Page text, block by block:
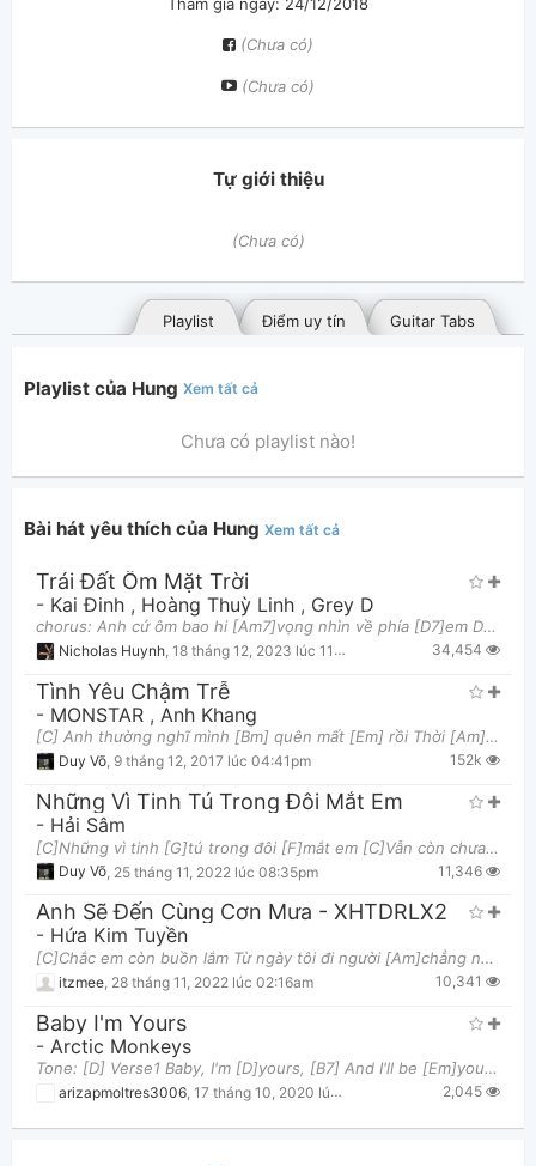
(Chưa có)
(Chưa có)
Tự giới thiệu
(Chưa có)
Guitar Tabs
Điểm uy tín
Playlist
Bài hát đã đăng
Thông tin chung
Playlist của Hung Xem tất cả
Chưa có playlist nào!
Bài hát yêu thích của Hung Xem tất cả
Trái Đất Ôm Mặt Trời
- Kai Đinh , Hoàng Thuỳ Linh , Grey D
chorus: Anh cứ ôm bao hi [Am7]vọng nhìn về phía [D7]em Dù nơi chúng [Gmaj7]ta là ngày với [E7sus4
Nicholas Huynh, 18 tháng 12, 2023 lúc 11:56pm 34,454
Tình Yêu Chậm Trễ
- MONSTAR , Anh Khang
[C] Anh thường nghĩ mình [Bm] quên mất [Em] rồi Thời [Am] gian ngỡ [D] trôi sẽ cách [G] lòng [C]
Duy Võ, 9 tháng 12, 2017 lúc 04:41pm 152k
Những Vì Tinh Tú Trong Đôi Mắt Em
- Hải Sâm
[C]Những vì tinh [G]tú trong đôi [F]mắt em [C]Vẫn còn chưa [G]nói tên em [F]là gì [E7]Anh yêu một
Duy Võ 25 tháng 11, 2022 lúc 08:35pm 11,346
Anh Sẽ Đến Cùng Cơn Mưa - XHTDRLX2
- Hứa Kim Tuyền
[C]Chắc em còn buồn lắm Từ ngày tôi đi người [Am]chẳng nói năng câu gì [F]Đôi bài ca gửi đến cuộc
itzmee 28 tháng 11, 2022 lúc 02:16am 10,341
Baby I'm Yours
- Arctic Monkeys
Tone: [D] Verse1 Baby, I'm [D]yours, [B7] And I'll be [Em]yours until the [A]stars fal
arizapmoltres3006 17 tháng 10, 2020 lúc 11:44am 2,045